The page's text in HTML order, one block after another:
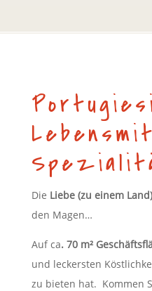
Die Liebe (zu einem Land)
den Magen…
Auf ca. 70 m²
und leckersten
zu bieten hat. Kommen